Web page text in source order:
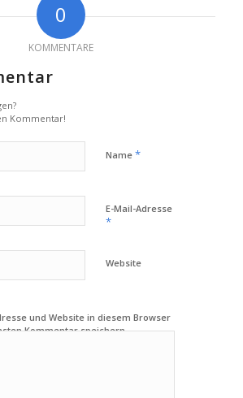
0
KOMMENTARE
Kommentar!
Name *
E-Mail-Adresse
*
Website
und Website in diesem Browser
Kommentar speichern.